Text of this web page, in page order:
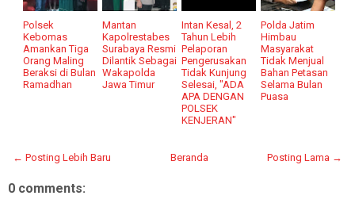
Polsek
Kebomas
Amankan Tiga
Orang Maling
Beraksi di Bulan
Ramadhan
Mantan
Kapolrestabes
Surabaya Resmi
Dilantik Sebagai
Wakapolda
Jawa Timur
Intan Kesal, 2
Tahun Lebih
Pelaporan
Pengerusakan
Tidak Kunjung
Selesai, "ADA
APA DENGAN
POLSEK
KENJERAN"
Polda Jatim
Himbau
Masyarakat
Tidak Menjual
Bahan Petasan
Selama Bulan
Puasa
← Posting Lebih Baru Posting Lama →
Beranda
0 comments: